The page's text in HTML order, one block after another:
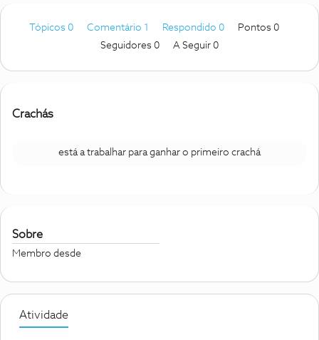
Tópicos 0 Comentário 1 Respondido 0
Pontos 0
Seguidores 0 A Seguir 0
Crachás
está a trabalhar para ganhar o primeiro crachá
Sobre
Membro desde
Atividade